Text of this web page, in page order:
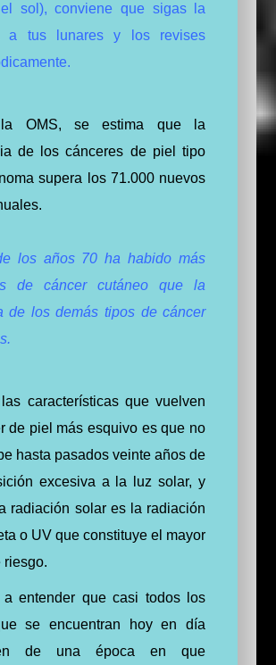
sol), conviene que sigas la
a tus lunares y los revises
OMS, se estima que la
de los cánceres de piel tipo
supera los 71.000 nuevos
los años 70 ha habido más
de cáncer cutáneo que la
de los demás tipos de cáncer
características que vuelven
de piel más esquivo es que no
hasta pasados veinte años de
excesiva a la luz solar, y
radiación solar es la radiación
o UV que constituye el mayor
riesgo.
a entender que casi todos los
se encuentran hoy en día
de una época en que